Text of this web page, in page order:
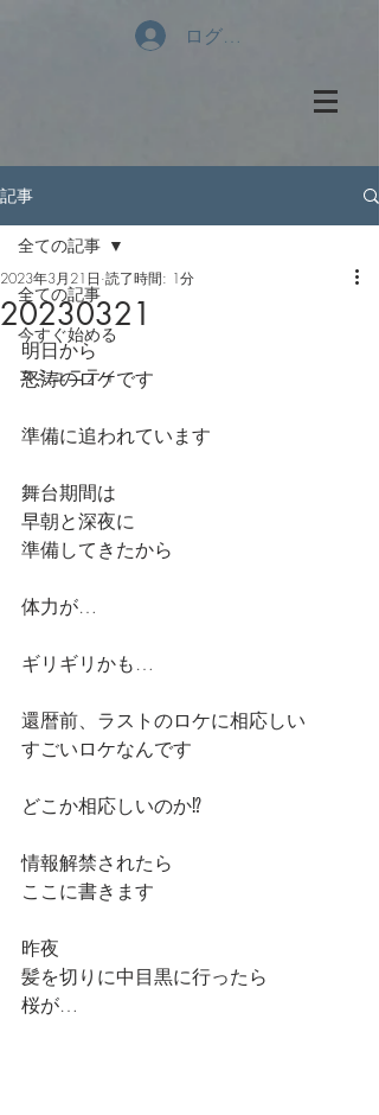
ログイン
記事
全ての記事
今すぐ始める
コミュニティ
全ての記事
20230321
2023年3月21日 読了時間: 1分
明日から
怒涛のロケです
準備に追われています
舞台期間は
早朝と深夜に
準備してきたから
体力が…
ギリギリかも…
還暦前、ラストのロケに相応しい
すごいロケなんです
どこか相応しいのか⁉️
情報解禁されたら
ここに書きます
昨夜
髪を切りに中目黒に行ったら
桜が…